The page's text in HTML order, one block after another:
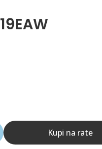
Kupi na rate